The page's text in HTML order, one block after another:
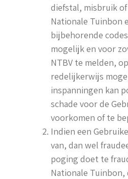
diefstal, misbruik
Nationale Tuinbon
bijbehorende
mogelijk en voor
NTBV te melden,
redelijkerwijs
inspanningen kan
schade voor de
voorkomen of te
Indien een
van, dan wel
poging doet te
Nationale Tuinbon,